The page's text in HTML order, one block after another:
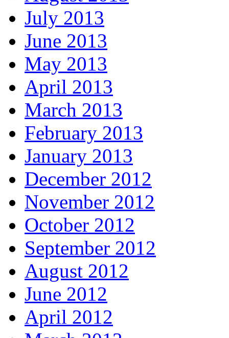
July 2013
June 2013
May 2013
April 2013
March 2013
February 2013
January 2013
December 2012
November 2012
October 2012
September 2012
August 2012
June 2012
April 2012